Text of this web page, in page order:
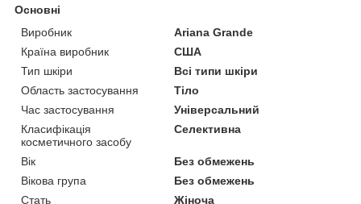
Основні
Виробник
Ariana Grande
Країна виробник
США
Тип шкіри
Всі типи шкіри
Область застосування
Тіло
Час застосування
Універсальний
Класифікація
косметичного засобу
Селективна
Вік
Без обмежень
Вікова група
Без обмежень
Стать
Жіноча